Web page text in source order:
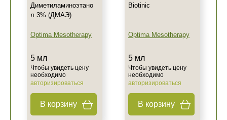
Диметиламиноэтано
л 3% (ДМАЭ)
Optima Mesotherapy
5 мл
Чтобы увидеть цену
необходимо
авторизироваться
В корзину
Biotinic
Optima Mesotherapy
5 мл
Чтобы увидеть цену
необходимо
авторизироваться
В корзину